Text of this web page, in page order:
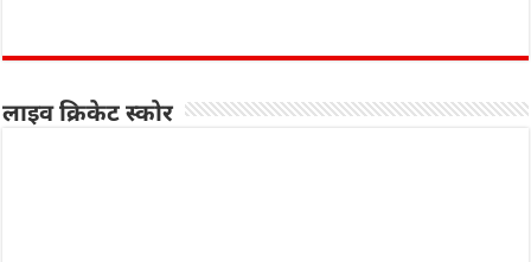
लाइव क्रिकेट स्कोर